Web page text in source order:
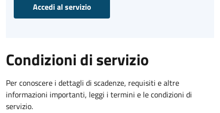
Accedi al servizio
Condizioni di servizio
Per conoscere i dettagli di scadenze, requisiti e altre
informazioni importanti, leggi i termini e le condizioni di
servizio.